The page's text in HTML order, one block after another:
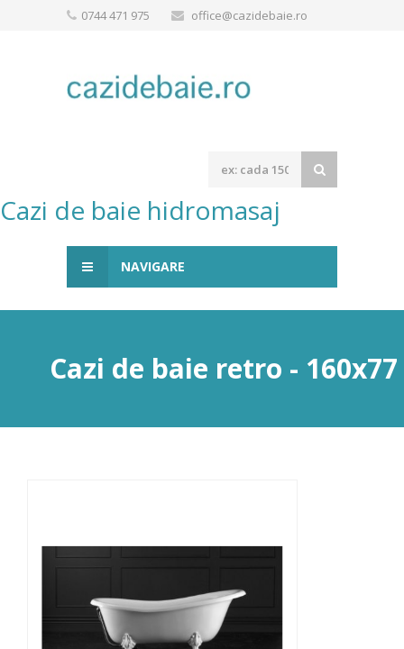
0744 471 975 office@cazidebaie.ro
Cazi de baie hidromasaj
NAVIGARE
Cazi de baie retro -